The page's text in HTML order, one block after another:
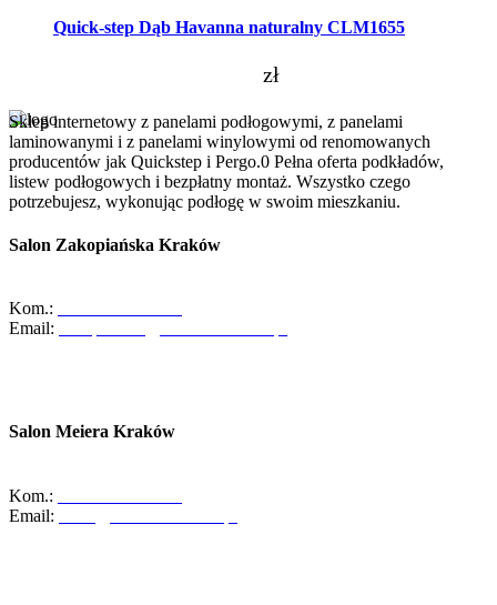
Quick-step Dąb Havanna naturalny CLM1655
zł
Sklep internetowy z panelami podłogowymi, z panelami
laminowanymi i z panelami winylowymi od renomowanych
producentów jak Quickstep i Pergo.0 Pełna oferta podkładów,
listew podłogowych i bezpłatny montaż. Wszystko czego
potrzebujesz, wykonując podłogę w swoim mieszkaniu.
Salon Zakopiańska Kraków
Kom.:
Email:
Salon Meiera Kraków
Kom.:
Email: